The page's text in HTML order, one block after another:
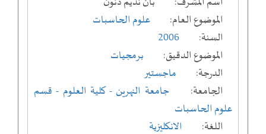
الموضوع العام:
علوم الحاسبات
السنة:
2006
الموضوع الدقيق:
برمجيات
الدرجة:
ماجستير
الجامعة:
جامعة النهرين - كلية العلوم - قسم
علوم الحاسبات
اللغة:
الانكليزية